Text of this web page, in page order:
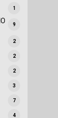
1
9
2
2
2
3
7
4